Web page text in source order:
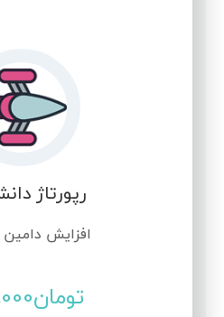
رپورتاژ
افزایش دامین
تومان